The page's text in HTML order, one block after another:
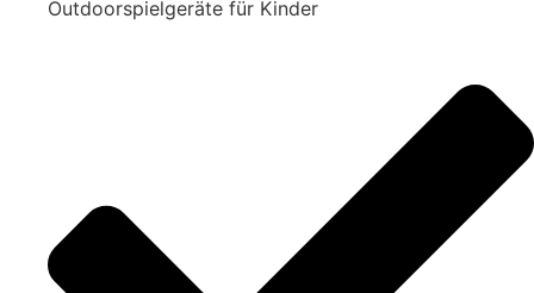
Outdoorspielgeräte für Kinder